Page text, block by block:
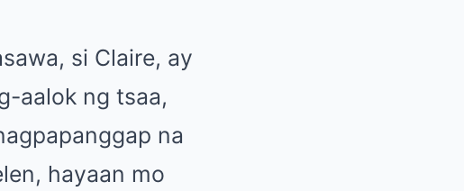
si Claire, ay
aalok ng tsaa,
na
hayaan mo